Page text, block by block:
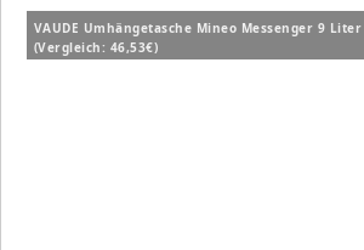
VAUDE Umhängetasche Mineo Messenger 9
(Vergleich: 46,53€)